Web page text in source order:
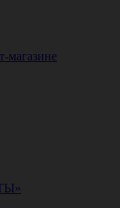
магазине